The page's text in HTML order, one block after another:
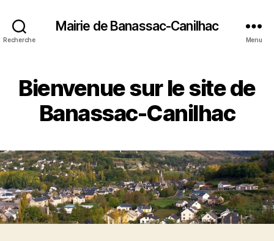
Recherche
Mairie de Banassac-Canilhac
Menu
Bienvenue sur le site de
Banassac-Canilhac